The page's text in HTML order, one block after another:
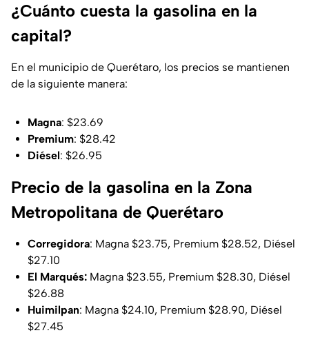
¿Cuánto cuesta la gasolina en la
capital?
En el municipio de Querétaro, los precios se mantienen
de la siguiente manera:
Magna: $23.69
Premium: $28.42
Diésel: $26.95
Precio de la gasolina en la Zona
Metropolitana de Querétaro
Corregidora: Magna $23.75, Premium $28.52, Diésel
$27.10
El Marqués: Magna $23.55, Premium $28.30, Diésel
$26.88
Huimilpan: Magna $24.10, Premium $28.90, Diésel
$27.45